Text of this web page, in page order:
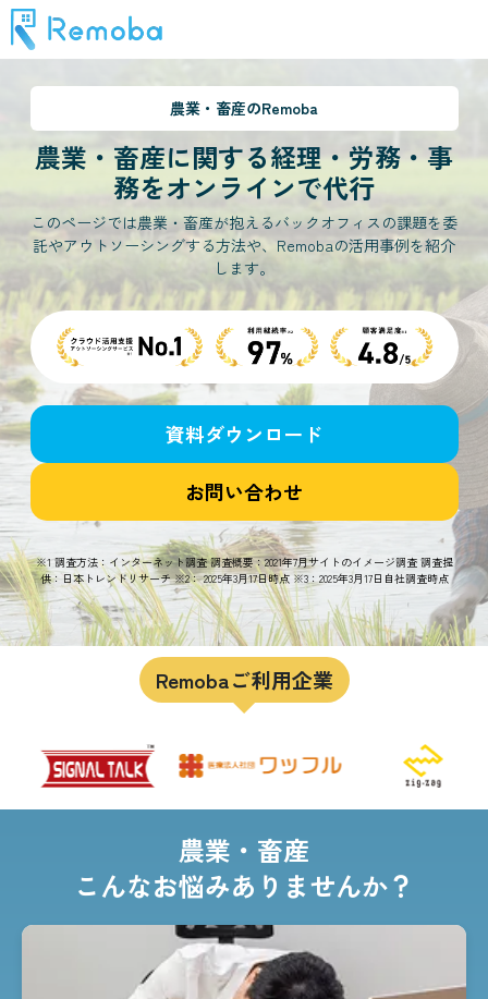
農業・畜産のRemoba
農業・畜産に関する経理・労務・事
務をオンラインで代行
このページでは農業・畜産が抱えるバックオフィスの課題を委
託やアウトソーシングする方法や、Remobaの活用事例を紹介
します。
資料ダウンロード
お問い合わせ
※1 調査方法：インターネット調査 調査概要：2021年7月サイトのイメージ調査 調査提
供：日本トレンドリサーチ ※2： 2025年3月17日時点 ※3：2025年3月17日自社調査時点
Remobaご利用企業
農業・畜産
こんなお悩みありませんか？